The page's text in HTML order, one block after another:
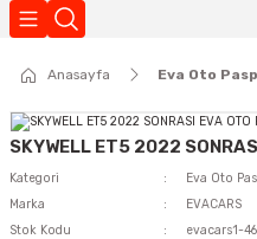
Anasayfa Eva Oto
SKYWELL ET5 2022
Kategori
Eva Oto
Marka
EVACARS
Stok Kodu
evacars1-